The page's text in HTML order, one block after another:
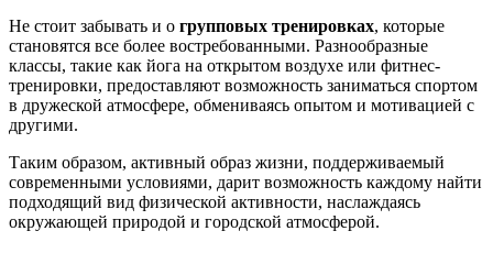
Не стоит забывать и о групповых тренировках, которые
становятся все более востребованными. Разнообразные
классы, такие как йога на открытом воздухе или фитнес-
тренировки, предоставляют возможность заниматься спортом
в дружеской атмосфере, обмениваясь опытом и мотивацией с
другими.
Таким образом, активный образ жизни, поддерживаемый
современными условиями, дарит возможность каждому найти
подходящий вид физической активности, наслаждаясь
окружающей природой и городской атмосферой.